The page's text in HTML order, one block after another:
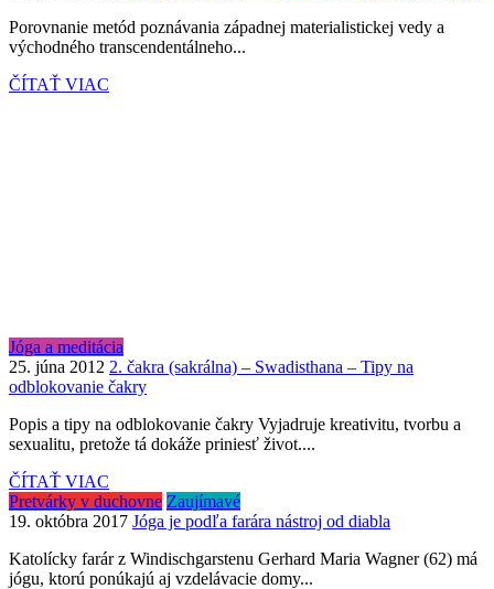
Porovnanie metód poznávania západnej materialistickej vedy a
východného transcendentálneho...
ČÍTAŤ VIAC
Jóga a meditácia
25. júna 2012 2. čakra (sakrálna) – Swadisthana – Tipy na
odblokovanie čakry
Popis a tipy na odblokovanie čakry Vyjadruje kreativitu, tvorbu a
sexualitu, pretože tá dokáže priniesť život....
ČÍTAŤ VIAC
Pretvárky v duchovne Zaujímavé
19. októbra 2017 Jóga je podľa farára nástroj od diabla
Katolícky farár z Windischgarstenu Gerhard Maria Wagner (62) má
jógu, ktorú ponúkajú aj vzdelávacie domy...